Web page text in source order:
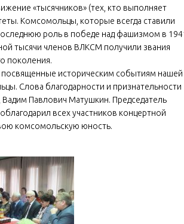
«тысячников» (тех, кто выполняет
Комсомольцы, которые всегда ставили
роль в победе над фашизмом в
тысячи членов ВЛКСМ получили звания
поколения.
историческим событиям нашей
Слова благодарности и признательности
Павлович Матушкин. Председатель
всех участников концертной
комсомольскую юность.